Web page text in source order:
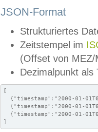
JSON-Format
Strukturiertes
Zeitstempel im
(Offset von MEZ/
Dezimalpunkt als
[
{"timestamp":"2000-01-
{"timestamp":"2000-01-
{"timestamp":"2000-01-
]